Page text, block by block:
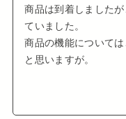
商品は到着しました
ていました。
商品の機能について
と思いますが。